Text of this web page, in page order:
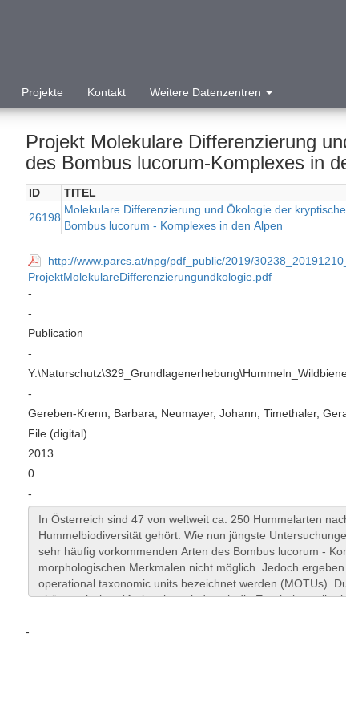
Projekte Kontakt Weitere Datenzentren
Projekt Molekulare Differenzierung
des Bombus lucorum-Komplexes in
ID TITEL
26198
Molekulare Differenzierung und Ökologie der
Bombus lucorum - Komplexes in den Alpen
http://www.parcs.at/npg/pdf_public/2019/
ProjektMolekulareDifferenzierungundkologie.pdf
-
-
Publication
-
-
Gereben-Krenn, Barbara; Neumayer, Johann; Timethaler,
File (digital)
2013
0
-
-